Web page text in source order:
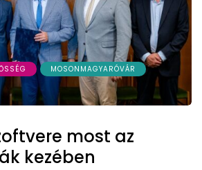
MOSONMAGYARÓVÁR
most az
kezében